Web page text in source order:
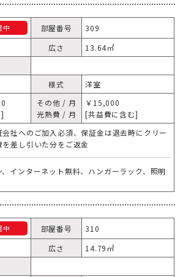
中 部屋番号
309
広さ
13.64㎡
様式
洋室
その他 / 月
光熱費 / 月
￥15,000
[共益費に含む]
会社へのご加入必須、保証金は退去時にクリー
を差し引いた分をご返金
、インターネット無料、ハンガーラック、照明
中 部屋番号
310
広さ
14.79㎡